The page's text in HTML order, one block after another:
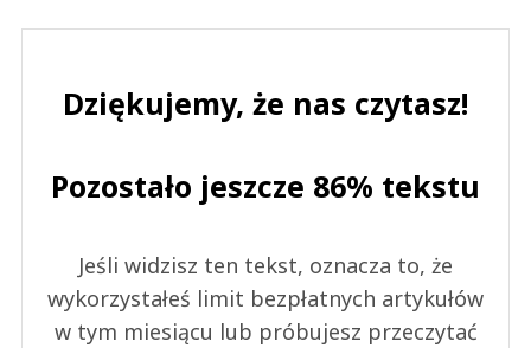
Dziękujemy, że nas czytasz!
Pozostało jeszcze 86% tekstu
Jeśli widzisz ten tekst, oznacza to, że
wykorzystałeś limit bezpłatnych artykułów
w tym miesiącu lub próbujesz przeczytać